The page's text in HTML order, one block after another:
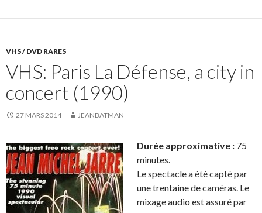
VHS / DVD RARES
VHS: Paris La Défense, a city in
concert (1990)
27 MARS 2014 JEANBATMAN
Durée approximative : 75
minutes.
Le spectacle a été capté par
une trentaine de caméras. Le
mixage audio est assuré par